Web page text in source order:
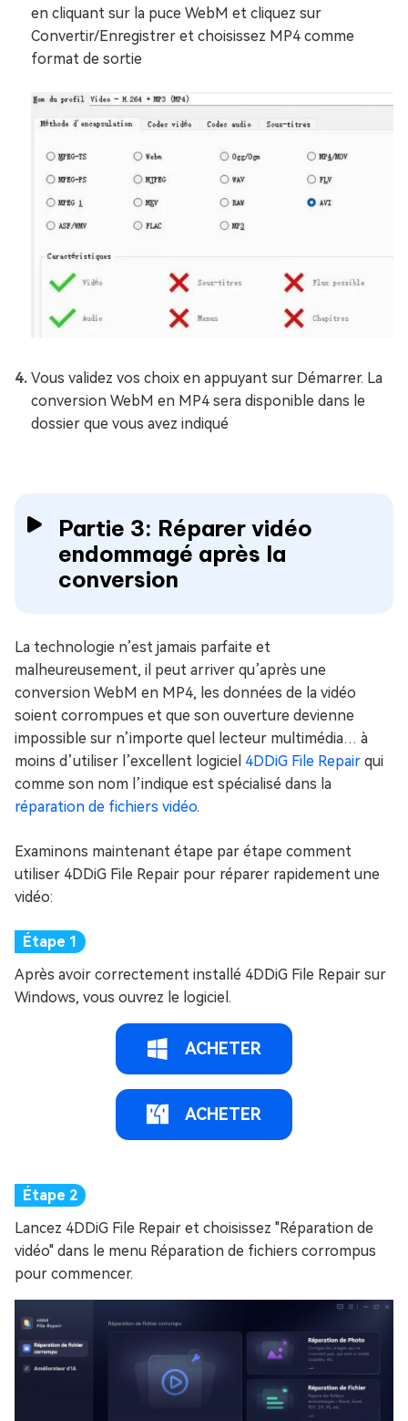
en cliquant sur la puce WebM et cliquez sur
Convertir/Enregistrer et choisissez MP4 comme
format de sortie
Vous validez vos choix en appuyant sur Démarrer. La
conversion WebM en MP4 sera disponible dans le
dossier que vous avez indiqué
Partie 3: Réparer vidéo
endommagé après la
conversion
La technologie n’est jamais parfaite et
malheureusement, il peut arriver qu’après une
conversion WebM en MP4, les données de la vidéo
soient corrompues et que son ouverture devienne
impossible sur n’importe quel lecteur multimédia… à
moins d’utiliser l’excellent logiciel 4DDiG File Repair qui
comme son nom l’indique est spécialisé dans la
réparation de fichiers vidéo.
Examinons maintenant étape par étape comment
utiliser 4DDiG File Repair pour réparer rapidement une
vidéo:
Après avoir correctement installé 4DDiG File Repair sur
Windows, vous ouvrez le logiciel.
ACHETER
ACHETER
Lancez 4DDiG File Repair et choisissez "Réparation de
vidéo" dans le menu Réparation de fichiers corrompus
pour commencer.